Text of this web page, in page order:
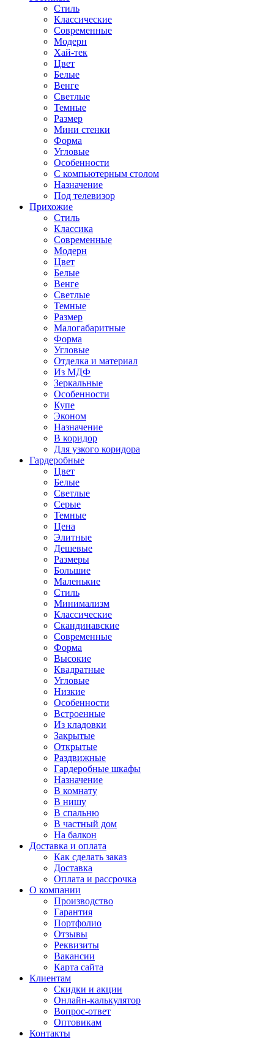
Стиль
Классические
Современные
Модерн
Хай-тек
Цвет
Белые
Венге
Светлые
Темные
Размер
Мини стенки
Форма
Угловые
Особенности
С компьютерным столом
Назначение
Под телевизор
Прихожие
Стиль
Классика
Современные
Модерн
Цвет
Белые
Венге
Светлые
Темные
Размер
Малогабаритные
Форма
Угловые
Отделка и материал
Из МДФ
Зеркальные
Особенности
Купе
Эконом
Назначение
В коридор
Для узкого коридора
Гардеробные
Цвет
Белые
Светлые
Серые
Темные
Цена
Элитные
Дешевые
Размеры
Большие
Маленькие
Стиль
Минимализм
Классические
Скандинавские
Современные
Форма
Высокие
Квадратные
Угловые
Низкие
Особенности
Встроенные
Из кладовки
Закрытые
Открытые
Раздвижные
Гардеробные шкафы
Назначение
В комнату
В нишу
В спальню
В частный дом
На балкон
Доставка и оплата
Как сделать заказ
Доставка
Оплата и рассрочка
О компании
Производство
Гарантия
Портфолио
Отзывы
Реквизиты
Вакансии
Карта сайта
Клиентам
Скидки и акции
Онлайн-калькулятор
Вопрос-ответ
Оптовикам
Контакты